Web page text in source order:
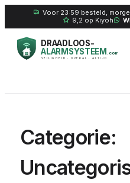
Voor 23:59 besteld,
9,2 op Kiyoh
DRAADLOOS-
ALARMSYSTEEM.com
VEILIGHEID · OVERAL · ALTIJD
Categorie: